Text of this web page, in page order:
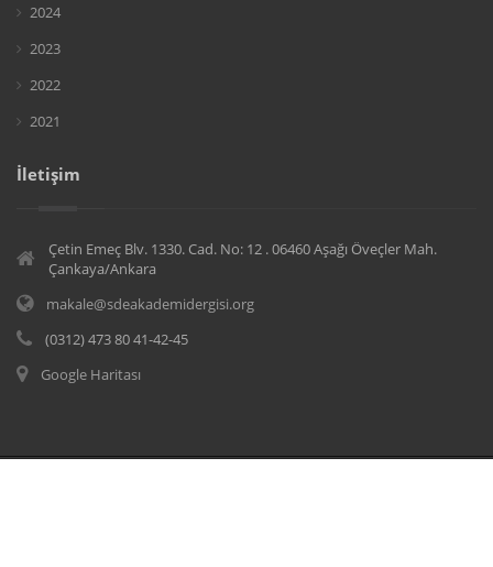
2024
2023
2022
2021
İletişim
Çetin Emeç Blv. 1330. Cad. No: 12 . 06460 Aşağı Öveçler Mah.
Çankaya/Ankara
makale@sdeakademidergisi.org
(0312) 473 80 41-42-45
Google Haritası